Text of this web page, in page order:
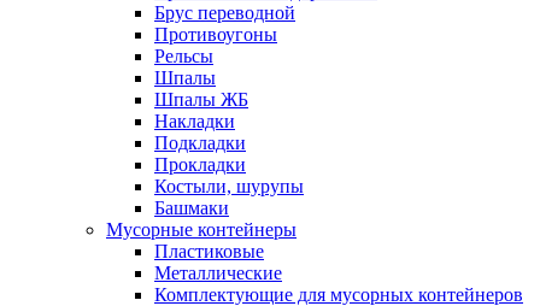
Брус переводной
Противоугоны
Рельсы
Шпалы
Шпалы ЖБ
Накладки
Подкладки
Прокладки
Костыли, шурупы
Башмаки
Мусорные контейнеры
Пластиковые
Металлические
Комплектующие для мусорных контейнеров